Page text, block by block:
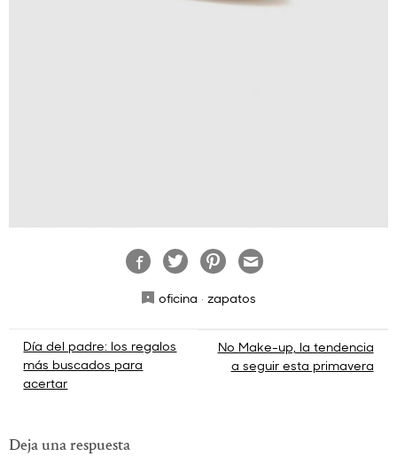
oficina · zapatos
Navegación
de
Día del padre: los regalos
más buscados para
acertar
No Make-up, la tendencia
a seguir esta primavera
Deja una respuesta